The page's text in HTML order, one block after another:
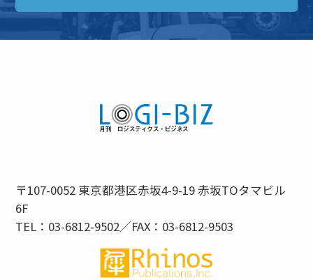
〒107-0052 東京都港区赤坂4-9-19 赤坂TOタマビル
6F
TEL：03-6812-9502／FAX：03-6812-9503